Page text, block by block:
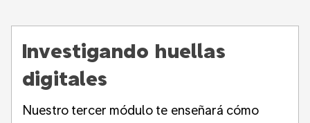
Investigando huellas
digitales
Nuestro tercer módulo te enseñará cómo